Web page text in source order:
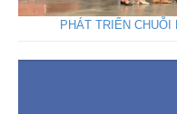
PHÁT TRIỂN